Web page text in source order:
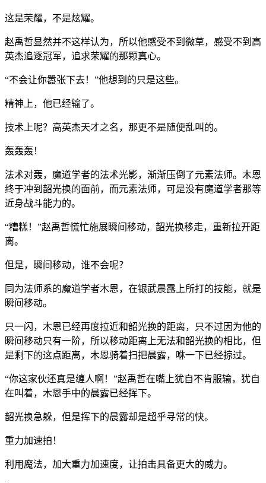
这是荣耀，不是炫耀。
赵禹哲显然并不这样认为，所以他感受不到微草，感受不到高
英杰追逐冠军，追求荣耀的那颗真心。
“不会让你嚣张下去！”他想到的只是这些。
精神上，他已经输了。
技术上呢？高英杰天才之名，那更不是随便乱叫的。
轰轰轰！
法术对轰，魔道学者的法术光影，渐渐压倒了元素法师。木恩
终于冲到韶光换的面前，而元素法师，可是没有魔道学者那等
近身战斗能力的。
“糟糕！”赵禹哲慌忙施展瞬间移动，韶光换移走，重新拉开距
离。
但是，瞬间移动，谁不会呢？
同为法师系的魔道学者木恩，在银武晨露上所打的技能，就是
瞬间移动。
只一闪，木恩已经再度拉近和韶光换的距离，只不过因为他的
瞬间移动只有一阶，所以移动距离上无法和韶光换的相比，但
是剩下的这点距离，木恩骑着扫把晨露，咻一下已经掠过。
“你这家伙还真是缠人啊！”赵禹哲在嘴上犹自不肯服输，犹自
在叫着，木恩手中的晨露已经挥下。
韶光换急躲，但是挥下的晨露却是超乎寻常的快。
重力加速拍！
利用魔法，加大重力加速度，让拍击具备更大的威力。